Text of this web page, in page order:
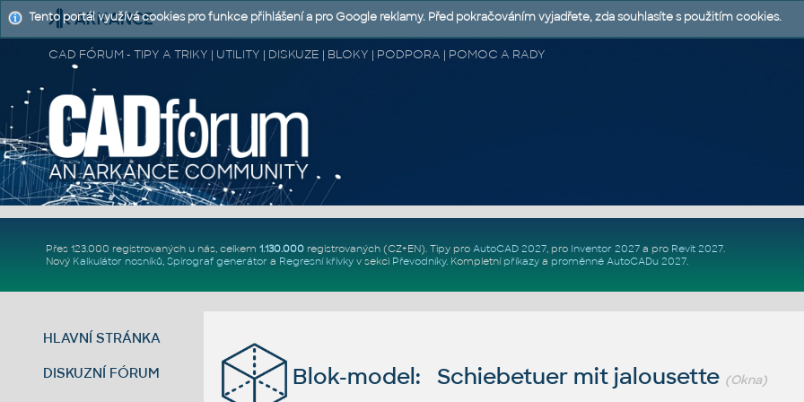
CAD FÓRUM - TIPY A TRIKY | UTILITY | DISKUZE | BLOKY | PODPORA | POMOC A RADY
Přes 123.000 registrovaných u nás, celkem 1.130.000registrovaných (CZ+EN). Tipy pro AutoCAD 2027, pro Inventor 2027a pro Revit 2027.
Nový Kalkulátor nosníků, Spirograf generátor a Regresní křivkyv sekci Převodníky. Kompletní příkazya proměnné AutoCADu 2027.
HLAVNÍ STRÁNKA
DISKUZNÍ FÓRUM Blok-model: Schiebetuer mit jalousette (Okna)
Tento portál využívá cookies pro funkce přihlášení a pro Google reklamy. Před pokračováním vyjadřete, zda souhlasíte s použitím cookies.